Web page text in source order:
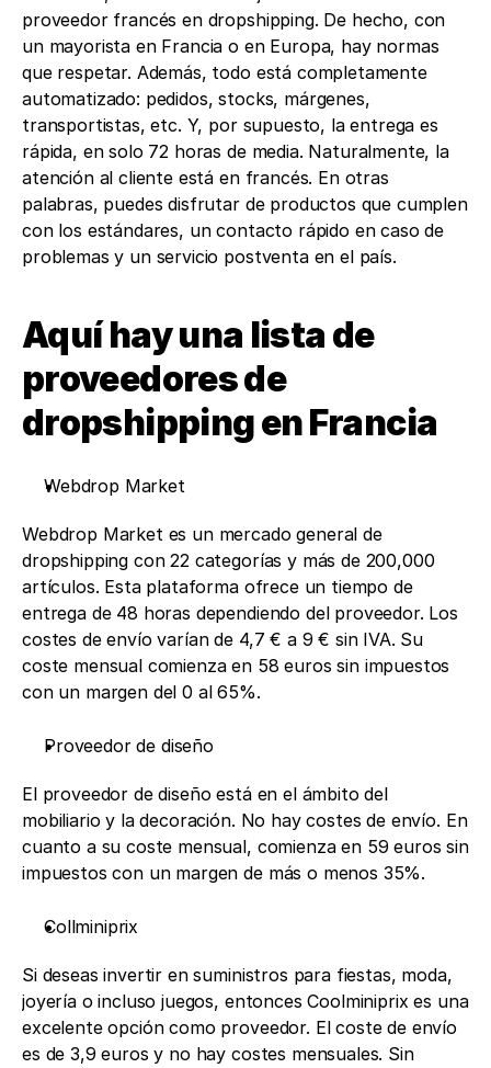
proveedor francés en dropshipping. De hecho, con
un mayorista en Francia o en Europa, hay normas
que respetar. Además, todo está completamente
automatizado: pedidos, stocks, márgenes,
transportistas, etc. Y, por supuesto, la entrega es
rápida, en solo 72 horas de media. Naturalmente, la
atención al cliente está en francés. En otras
palabras, puedes disfrutar de productos que cumplen
con los estándares, un contacto rápido en caso de
problemas y un servicio postventa en el país.
Aquí hay una lista de
proveedores de
dropshipping en Francia
Webdrop Market
Webdrop Market es un mercado general de
dropshipping con 22 categorías y más de 200,000
artículos. Esta plataforma ofrece un tiempo de
entrega de 48 horas dependiendo del proveedor. Los
costes de envío varían de 4,7 € a 9 € sin IVA. Su
coste mensual comienza en 58 euros sin impuestos
con un margen del 0 al 65%.
Proveedor de diseño
El proveedor de diseño está en el ámbito del
mobiliario y la decoración. No hay costes de envío. En
cuanto a su coste mensual, comienza en 59 euros sin
impuestos con un margen de más o menos 35%.
Collminiprix
Si deseas invertir en suministros para fiestas, moda,
joyería o incluso juegos, entonces Coolminiprix es una
excelente opción como proveedor. El coste de envío
es de 3,9 euros y no hay costes mensuales. Sin